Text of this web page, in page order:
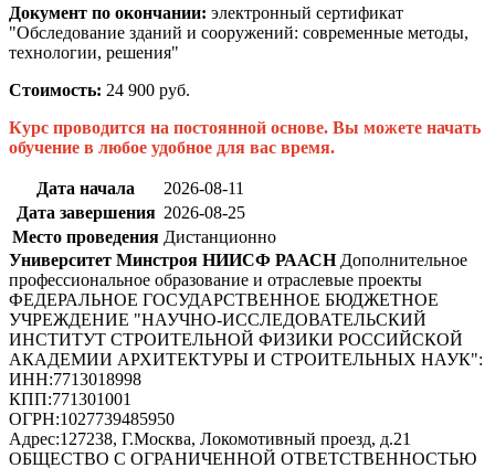
Документ по окончании: электронный сертификат
"Обследование зданий и сооружений: современные методы,
технологии, решения"
Стоимость: 24 900 руб.
Курс проводится на постоянной основе. Вы можете начать
обучение в любое удобное для вас время.
Дата начала
2026-08-11
Дата завершения 2026-08-25
Место проведения Дистанционно
Университет Минстроя НИИСФ РААСН Дополнительное
профессиональное образование и отраслевые проекты
ФЕДЕРАЛЬНОЕ ГОСУДАРСТВЕННОЕ БЮДЖЕТНОЕ
УЧРЕЖДЕНИЕ "НАУЧНО-ИССЛЕДОВАТЕЛЬСКИЙ
ИНСТИТУТ СТРОИТЕЛЬНОЙ ФИЗИКИ РОССИЙСКОЙ
АКАДЕМИИ АРХИТЕКТУРЫ И СТРОИТЕЛЬНЫХ НАУК":
ИНН:7713018998
КПП:771301001
ОГРН:1027739485950
Адрес:127238, Г.Москва, Локомотивный проезд, д.21
ОБЩЕСТВО С ОГРАНИЧЕННОЙ ОТВЕТСТВЕННОСТЬЮ